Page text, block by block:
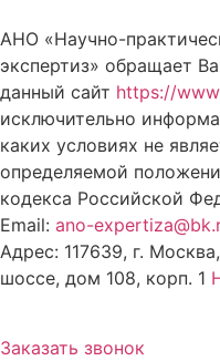
АНО «Научно-
экспертиз» обращает
данный сайт https://
исключительно
каких условиях не
определяемой
кодекса Российской
Email: ano-
Адрес: 117639, г.
шоссе, дом 108, корп. 1
Заказать звонок